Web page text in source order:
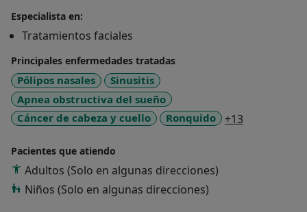
su patología. Considero que es importante aclarar
dudas y explicar detalles para que cada persona
entienda la enfermedad y el proceso por el que está
pasando y también las decisiones médicas que se
toman.
Además, ofrezco servicios de consulta online y de
segunda opinión médica.
de cráneo y vértigo.
Especialista en:
Tratamientos faciales
Principales enfermedades tratadas
Pólipos nasales
Sinusitis
Apnea obstructiva del sueño
Cáncer de cabeza y cuello
Ronquido +13
Pacientes que atiendo
Adultos (Solo en algunas direcciones)
Niños (Solo en algunas direcciones)